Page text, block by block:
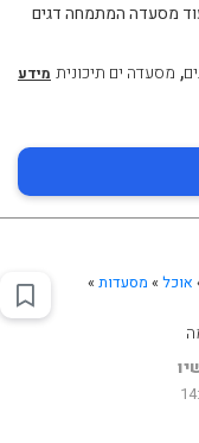
מסעדה המתמחה דגים
, מסעדה ים תיכונית מידע
אוכל» מסעדות»